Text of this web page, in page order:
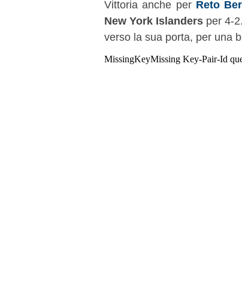
Vittoria anche per Reto
New York Islanders per 4-
verso la sua porta, per una